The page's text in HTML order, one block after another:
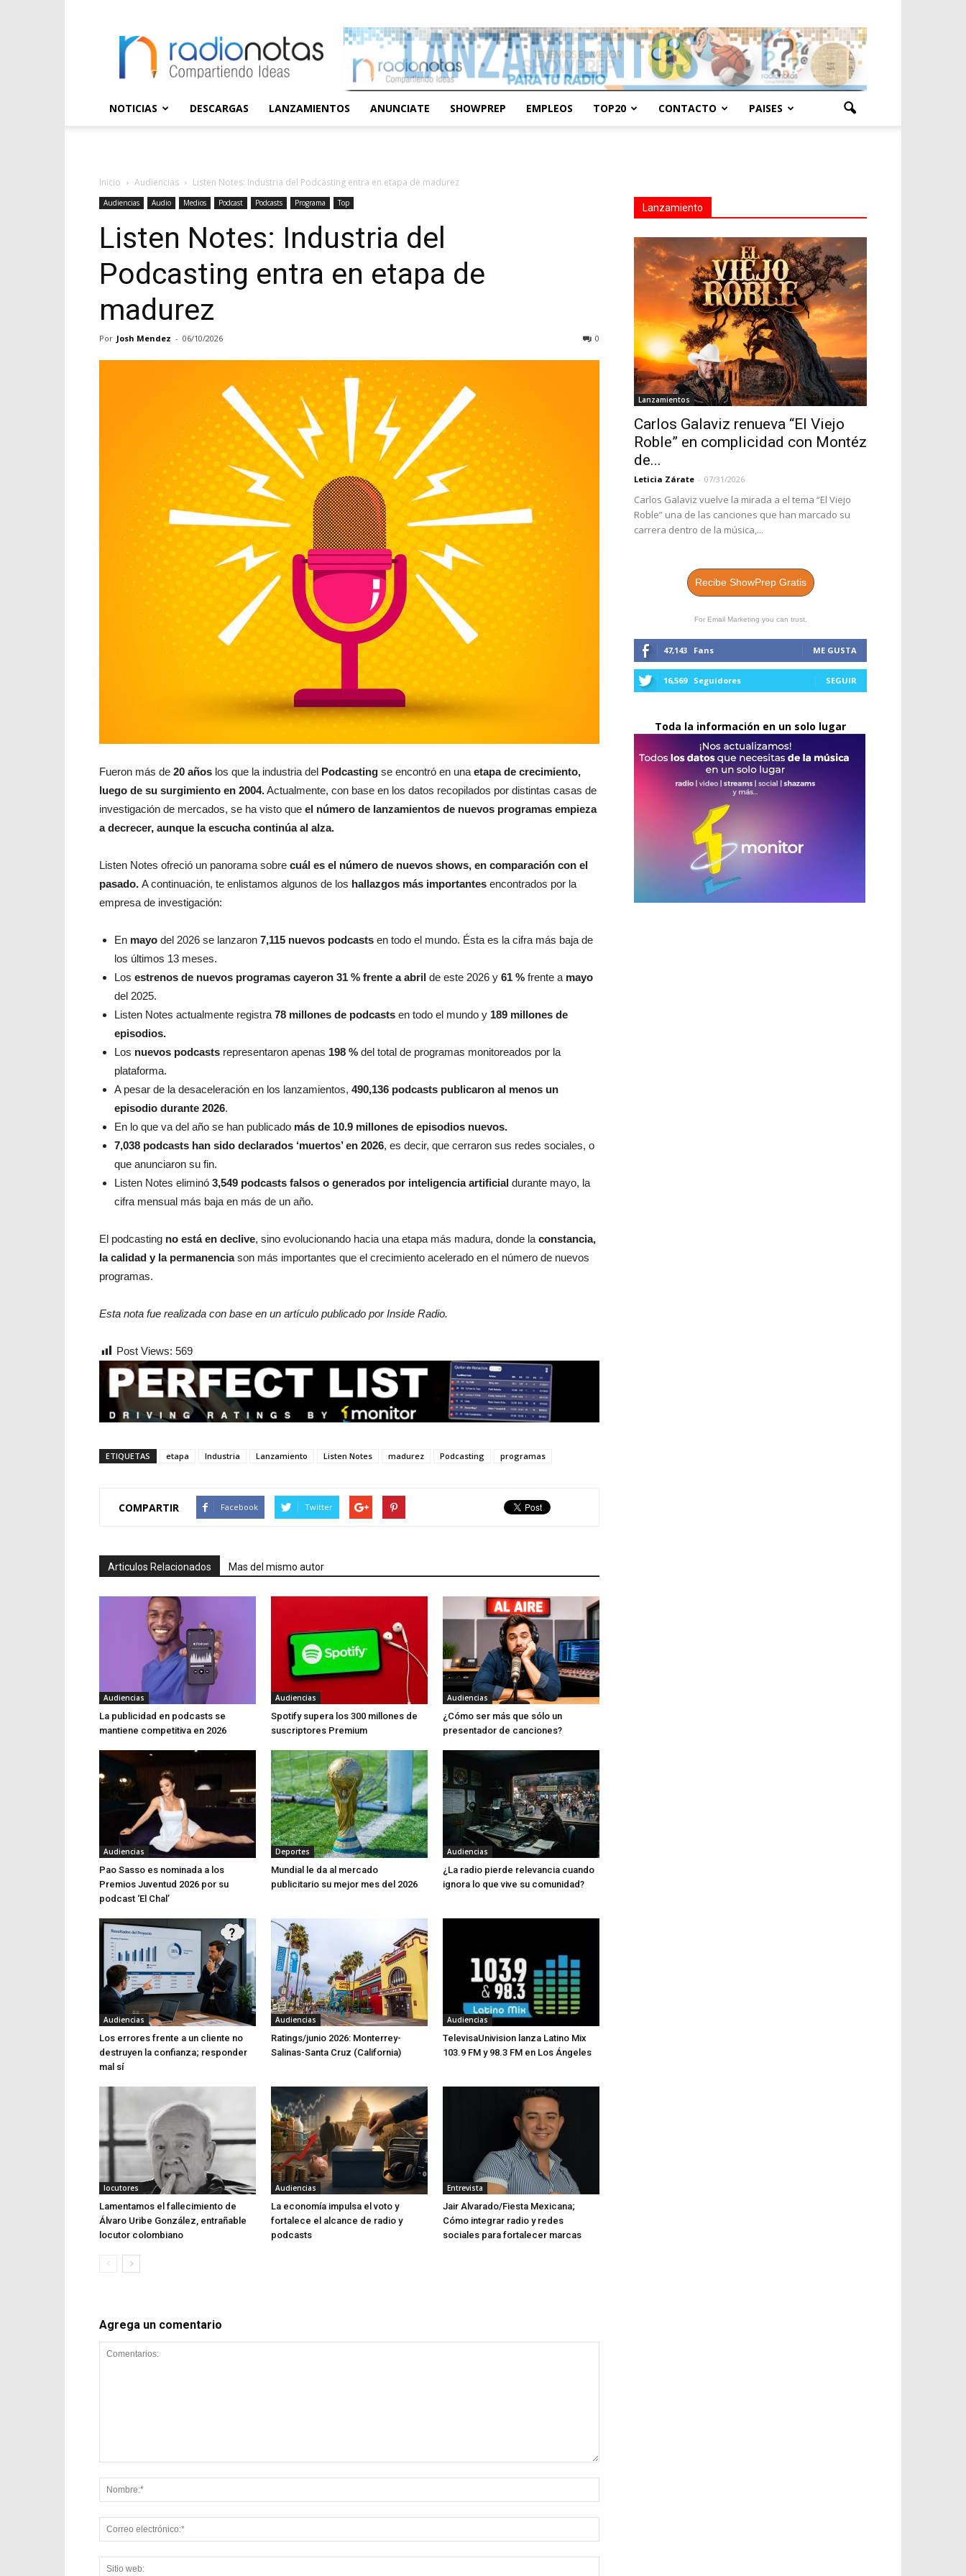
NOTICIAS DESCARGAS LANZAMIENTOS ANUNCIATE SHOWPREP EMPLEOS TOP20 CONTACTO PAISES
Inicio Audiencias Listen Notes: Industria del Podcasting entra en etapa de madurez
Audiencias Audio Medios Podcast Podcasts Programa Top
Listen Notes: Industria del
Podcasting entra en etapa de
madurez
Por Josh Mendez - 06/10/2026 0
Fueron más de 20 años los que la industria del Podcasting se encontró en una etapa de crecimiento,
luego de su surgimiento en 2004.Actualmente, con base en los datos recopilados por distintas casas de
investigación de mercados, se ha visto que el número de lanzamientos de nuevos programas empieza
a decrecer, aunque la escucha continúa al alza.
Listen Notes ofreció un panorama sobre cuál es el número de nuevos shows, en comparación con el
pasado. A continuación, te enlistamos algunos de los hallazgos más importantes encontrados por la
empresa de investigación:
En mayo del 2026 se lanzaron 7,115 nuevos podcasts en todo el mundo. Ésta es la cifra más baja de
los últimos 13 meses.
Los estrenos de nuevos programas cayeron 31 % frente a abril de este 2026 y 61 % frente a mayo
del 2025.
Listen Notes actualmente registra 78 millones de podcasts en todo el mundo y 189 millones de
episodios.
Los nuevos podcasts representaron apenas 198 % del total de programas monitoreados por la
plataforma.
A pesar de la desaceleración en los lanzamientos, 490,136 podcasts publicaron al menos un
episodio durante 2026.
En lo que va del año se han publicado más de 10.9 millones de episodios nuevos.
7,038 podcasts han sido declarados ‘muertos’ en 2026, es decir, que cerraron sus redes sociales, o
que anunciaron su fin.
Listen Notes eliminó 3,549 podcasts falsos o generados por inteligencia artificial durante mayo, la
cifra mensual más baja en más de un año.
El podcasting no está en declive, sino evolucionando hacia una etapa más madura, donde la constancia,
la calidad y la permanenciason más importantes que el crecimiento acelerado en el número de nuevos
programas.
Esta nota fue realizada con base en un artículo publicado por Inside Radio.
Post Views: 569
ETIQUETAS etapa Industria Lanzamiento Listen Notes madurez Podcasting programas
COMPARTIR Facebook Twitter
Articulos Relacionados Mas del mismo autor
Audiencias
La publicidad en podcasts se
mantiene competitiva en 2026
Audiencias
Spotify supera los 300 millones de
suscriptores Premium
Audiencias
¿Cómo ser más que sólo un
presentador de canciones?
Audiencias
Pao Sasso es nominada a los
Premios Juventud 2026 por su
podcast ‘El Chal’
Deportes
Mundial le da al mercado
publicitario su mejor mes del 2026
Audiencias
¿La radio pierde relevancia cuando
ignora lo que vive su comunidad?
Audiencias
Los errores frente a un cliente no
destruyen la confianza; responder
mal sí
Audiencias
Ratings/junio 2026: Monterrey-
Salinas-Santa Cruz (California)
Audiencias
TelevisaUnivision lanza Latino Mix
103.9 FM y 98.3 FM en Los Ángeles
locutores
Lamentamos el fallecimiento de
Álvaro Uribe González, entrañable
locutor colombiano
Audiencias
La economía impulsa el voto y
fortalece el alcance de radio y
podcasts
Entrevista
Jair Alvarado/Fiesta Mexicana;
Cómo integrar radio y redes
sociales para fortalecer marcas
Agrega un comentario
Lanzamiento
Lanzamientos
Carlos Galaviz renueva “El Viejo
Roble” en complicidad con Montéz
de...
Leticia Zárate - 07/31/2026
Carlos Galaviz vuelve la mirada a el tema “El Viejo
Roble” una de las canciones que han marcado su
carrera dentro de la música,...
Recibe ShowPrep Gratis
For Email Marketing you can trust.
47,143 Fans ME GUSTA
16,569 Seguidores SEGUIR
Toda la información en un solo lugar